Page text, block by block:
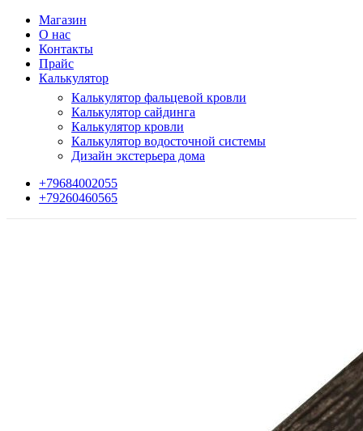
Магазин
О нас
Контакты
Прайс
Калькулятор
Калькулятор фальцевой кровли
Калькулятор сайдинга
Калькулятор кровли
Калькулятор водосточной системы
Дизайн экстерьера дома
+79684002055
+79260460565